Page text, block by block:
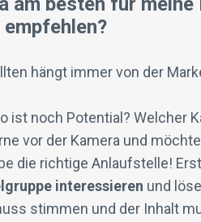
hängt immer von der
ist noch Potential? Welcher
vor der Kamera und
die richtige Anlaufstelle!
interessieren und
stimmen und der Inhalt